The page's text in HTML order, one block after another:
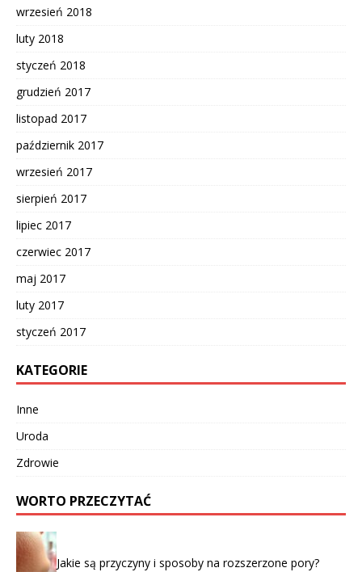
wrzesień 2018
luty 2018
styczeń 2018
grudzień 2017
listopad 2017
październik 2017
wrzesień 2017
sierpień 2017
lipiec 2017
czerwiec 2017
maj 2017
luty 2017
styczeń 2017
KATEGORIE
Inne
Uroda
Zdrowie
WORTO PRZECZYTAĆ
Jakie są przyczyny i sposoby na rozszerzone pory?